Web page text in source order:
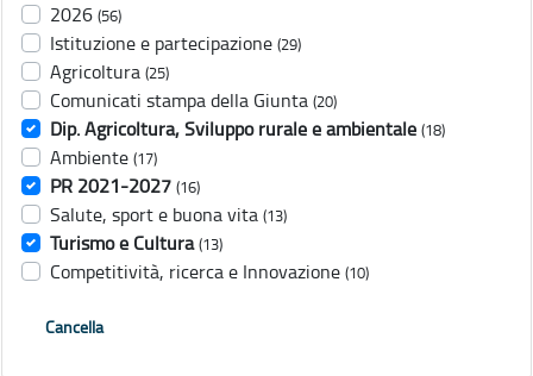
2026 (56)
Istituzione e partecipazione (29)
Agricoltura (25)
Comunicati stampa della Giunta (20)
Dip. Agricoltura, Sviluppo rurale e ambientale (18)
Ambiente (17)
PR 2021-2027 (16)
Salute, sport e buona vita (13)
Turismo e Cultura (13)
Competitività, ricerca e Innovazione (10)
Cancella